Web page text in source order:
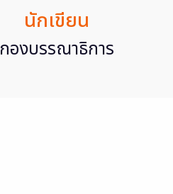
นักเขียน
กองบรรณาธิการ